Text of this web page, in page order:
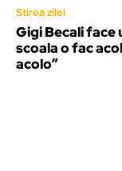
Stirea zilei
Gigi Becali face
scoala o fac
acolo”